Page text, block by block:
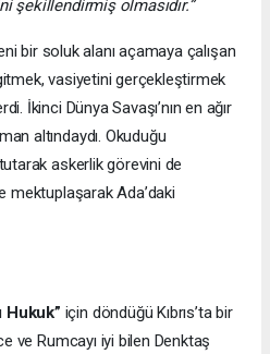
şekillendirmiş olmasıdır.”
bir soluk alanı açamaya çalışan
vasiyetini gerçekleştirmek
İkinci Dünya Savaşı’nın en ağır
altındaydı. Okuduğu
askerlik görevini de
mektuplaşarak Ada’daki
Hukuk” için döndüğü Kıbrıs’ta bir
ve Rumcayı iyi bilen Denktaş